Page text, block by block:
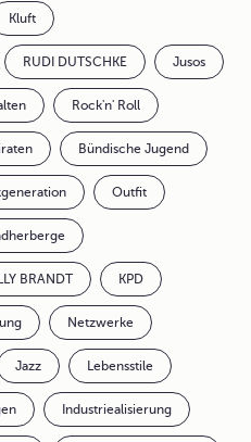
Kluft
RUDI DUTSCHKE Jusos
Rock'n' Roll
Bündische Jugend
Outfit
BRANDT KPD
Netzwerke
Jazz Lebensstile
Industriealisierung